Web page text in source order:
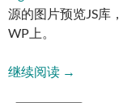
源的图片预览JS库
WP上。
继续阅读WordPress
→